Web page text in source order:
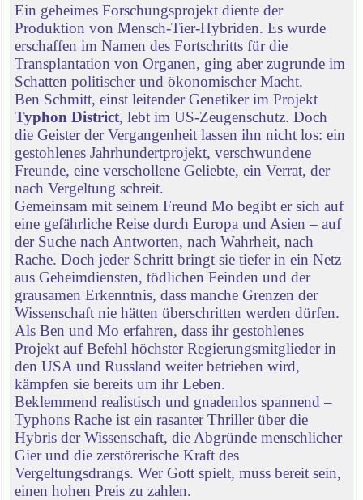
Ein geheimes Forschungsprojekt diente der
Produktion von Mensch-Tier-Hybriden. Es wurde
erschaffen im Namen des Fortschritts für die
Transplantation von Organen, ging aber zugrunde im
Schatten politischer und ökonomischer Macht.
Ben Schmitt, einst leitender Genetiker im Projekt
Typhon District, lebt im US-Zeugenschutz. Doch
die Geister der Vergangenheit lassen ihn nicht los: ein
gestohlenes Jahrhundertprojekt, verschwundene
Freunde, eine verschollene Geliebte, ein Verrat, der
nach Vergeltung schreit.
Gemeinsam mit seinem Freund Mo begibt er sich auf
eine gefährliche Reise durch Europa und Asien – auf
der Suche nach Antworten, nach Wahrheit, nach
Rache. Doch jeder Schritt bringt sie tiefer in ein Netz
aus Geheimdiensten, tödlichen Feinden und der
grausamen Erkenntnis, dass manche Grenzen der
Wissenschaft nie hätten überschritten werden dürfen.
Als Ben und Mo erfahren, dass ihr gestohlenes
Projekt auf Befehl höchster Regierungsmitglieder in
den USA und Russland weiter betrieben wird,
kämpfen sie bereits um ihr Leben.
Beklemmend realistisch und gnadenlos spannend –
Typhons Rache ist ein rasanter Thriller über die
Hybris der Wissenschaft, die Abgründe menschlicher
Gier und die zerstörerische Kraft des
Vergeltungsdrangs. Wer Gott spielt, muss bereit sein,
einen hohen Preis zu zahlen.